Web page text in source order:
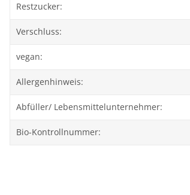
Restzucker:
Verschluss:
vegan:
Allergenhinweis:
Abfüller/ Lebensmittelunternehmer:
Bio-Kontrollnummer: